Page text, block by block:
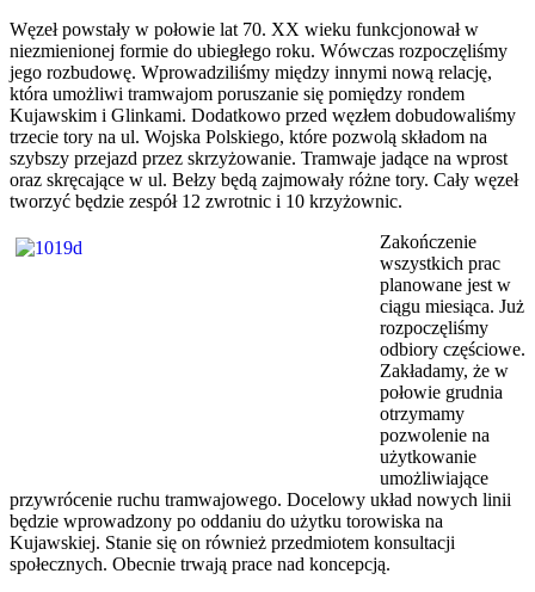
Węzeł powstały w połowie lat 70. XX wieku funkcjonował w
niezmienionej formie do ubiegłego roku. Wówczas rozpoczęliśmy
jego rozbudowę. Wprowadziliśmy między innymi nową relację,
która umożliwi tramwajom poruszanie się pomiędzy rondem
Kujawskim i Glinkami. Dodatkowo przed węzłem dobudowaliśmy
trzecie tory na ul. Wojska Polskiego, które pozwolą składom na
szybszy przejazd przez skrzyżowanie. Tramwaje jadące na wprost
oraz skręcające w ul. Bełzy będą zajmowały różne tory. Cały węzeł
tworzyć będzie zespół 12 zwrotnic i 10 krzyżownic.
Zakończenie
wszystkich prac
planowane jest w
ciągu miesiąca. Już
rozpoczęliśmy
odbiory częściowe.
Zakładamy, że w
połowie grudnia
otrzymamy
pozwolenie na
użytkowanie
umożliwiające
przywrócenie ruchu tramwajowego. Docelowy układ nowych linii
będzie wprowadzony po oddaniu do użytku torowiska na
Kujawskiej. Stanie się on również przedmiotem konsultacji
społecznych. Obecnie trwają prace nad koncepcją.